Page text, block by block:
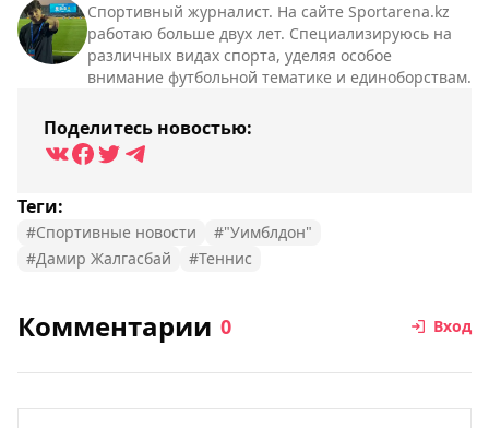
Спортивный журналист. На сайте Sportarena.kz
работаю больше двух лет. Специализируюсь на
различных видах спорта, уделяя особое
внимание футбольной тематике и единоборствам.
Поделитесь новостью:
Теги:
#Спортивные новости
#"Уимблдон"
#Дамир Жалгасбай
#Теннис
Комментарии 0 Вход